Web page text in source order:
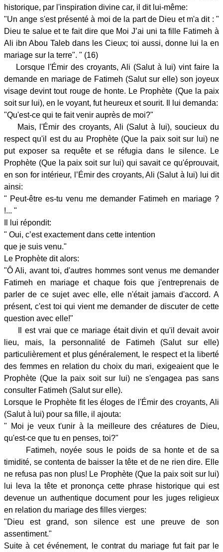
historique, par l'inspiration divine car, il dit lui-même:
"Un ange s'est présenté à moi de la part de Dieu et m'a dit : "
Dieu te salue et te fait dire que Moi J’ai uni ta fille Fatimeh à
Ali ibn Abou Taleb dans les Cieux; toi aussi, donne lui la en
mariage sur la terre". " (16)
Lorsque l'Émir des croyants, Ali (Salut à lui) vint faire la
demande en mariage de Fatimeh (Salut sur elle) son joyeux
visage devint tout rouge de honte. Le Prophète (Que la paix
soit sur lui), en le voyant, fut heureux et sourit. Il lui demanda:
"Qu'est-ce qui te fait venir auprès de moi?"
Mais, l'Émir des croyants, Ali (Salut à lui), soucieux du
respect qu'il est du au Prophète (Que la paix soit sur lui) ne
put exposer sa requête et se réfugia dans le silence. Le
Prophète (Que la paix soit sur lui) qui savait ce qu'éprouvait,
en son for intérieur, l’Émir des croyants, Ali (Salut à lui) lui dit
ainsi:
" Peut-être es-tu venu me demander Fatimeh en mariage ?
!... "
Il lui répondit:
" Oui, c’est exactement dans cette intention
que je suis venu."
Le Prophète dit alors:
"Ô Ali, avant toi, d'autres hommes sont venus me demander
Fatimeh en mariage et chaque fois que j'entreprenais de
parler de ce sujet avec elle, elle n'était jamais d'accord. A
présent, c'est toi qui vient me demander de discuter de cette
question avec elle!"
Il est vrai que ce mariage était divin et qu'il devait avoir
lieu, mais, la personnalité de Fatimeh (Salut sur elle)
particulièrement et plus généralement, le respect et la liberté
des femmes en relation du choix du mari, exigeaient que le
Prophète (Que la paix soit sur lui) ne s'engagea pas sans
consulter Fatimeh (Salut sur elle).
Lorsque le Prophète fit les éloges de l'Émir des croyants, Ali
(Salut à lui) pour sa fille, il ajouta:
" Moi je veux t'unir à la meilleure des créatures de Dieu,
qu'est-ce que tu en penses, toi?"
Fatimeh, noyée sous le poids de sa honte et de sa
timidité, se contenta de baisser la tête et de ne rien dire. Elle
ne refusa pas non plus! Le Prophète (Que la paix soit sur lui)
lui leva la tête et prononça cette phrase historique qui est
devenue un authentique document pour les juges religieux
en relation du mariage des filles vierges:
"Dieu est grand, son silence est une preuve de son
assentiment."
Suite à cet événement, le contrat du mariage fut fait par le